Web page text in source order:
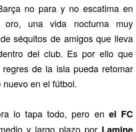
no para y no escatima en
oro, una vida nocturna muy
séquitos de amigos que lleva
del club. Es por ello que
de la isla pueda retomar
en el fútbol.
lo tapa todo, pero en el FC
y largo plazo por